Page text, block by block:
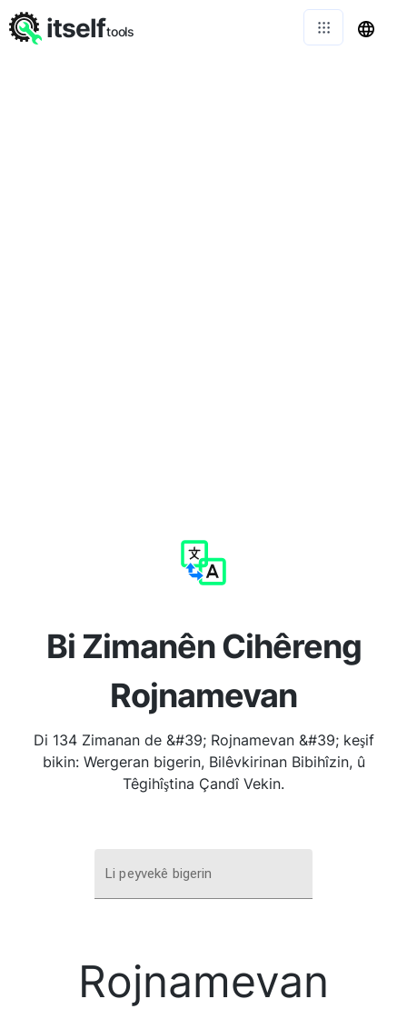
Bi Zimanên Cihêreng
Rojnamevan
Di 134 Zimanan de &#39; Rojnamevan &#39; keşif
bikin: Wergeran bigerin, Bilêvkirinan Bibihîzin, û
Têgihîştina Çandî Vekin.
Li peyvekê bigerin
Rojnamevan
itselftools